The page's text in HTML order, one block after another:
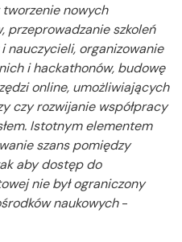
tworzenie nowych
przeprowadzanie szkoleń
organizowanie
i hackathonów, budowę
online, umożliwiających
czy rozwijanie współpracy
Istotnym elementem
szans pomiędzy
aby dostęp do
nie był ograniczony
naukowych-